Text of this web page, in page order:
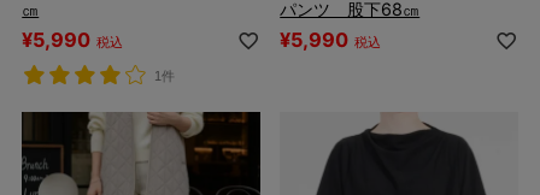
㎝
¥5,990 税込
1件
パンツ 股下68㎝
¥5,990 税込